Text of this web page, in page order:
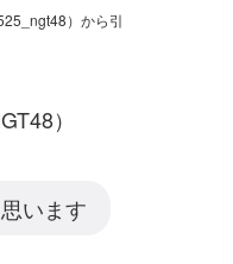
）から引
）
います